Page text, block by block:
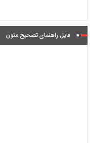
فایل راهنمای تصحیح متون